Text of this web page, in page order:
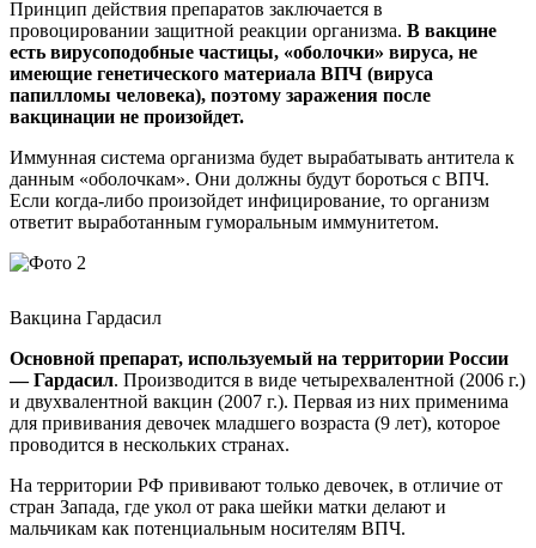
Принцип действия препаратов заключается в
провоцировании защитной реакции организма. В вакцине
есть вирусоподобные частицы, «оболочки» вируса, не
имеющие генетического материала ВПЧ (вируса
папилломы человека), поэтому заражения после
вакцинации не произойдет.
Иммунная система организма будет вырабатывать антитела к
данным «оболочкам». Они должны будут бороться с ВПЧ.
Если когда-либо произойдет инфицирование, то организм
ответит выработанным гуморальным иммунитетом.
Вакцина Гардасил
Основной препарат, используемый на территории России
— Гардасил. Производится в виде четырехвалентной (2006 г.)
и двухвалентной вакцин (2007 г.). Первая из них применима
для прививания девочек младшего возраста (9 лет), которое
проводится в нескольких странах.
На территории РФ прививают только девочек, в отличие от
стран Запада, где укол от рака шейки матки делают и
мальчикам как потенциальным носителям ВПЧ.